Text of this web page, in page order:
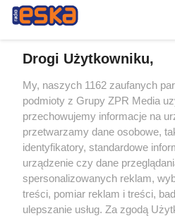
Żaden utwór zamieszczony w serwisie
rozpowszechniany lub dalej
tym także elektroniczny lub
eksploatacji w jakiejkolwiek formie,
bez pisemnej zgody właściciela praw.
wykorzystanie utworów w całości lub w
bez właściwej zgody, jest zabronione
prawnie.
Drogi Użytkowniku,
My, naszych 1162 zaufanych
podmioty z Grupy ZPR Media
przechowujemy informacje na
przetwarzamy dane osobowe,
identyfikatory, standardowe
urządzenie czy dane
spersonalizowanych reklam,
treści, pomiar reklam i treści,
ulepszanie usług. Za zgodą